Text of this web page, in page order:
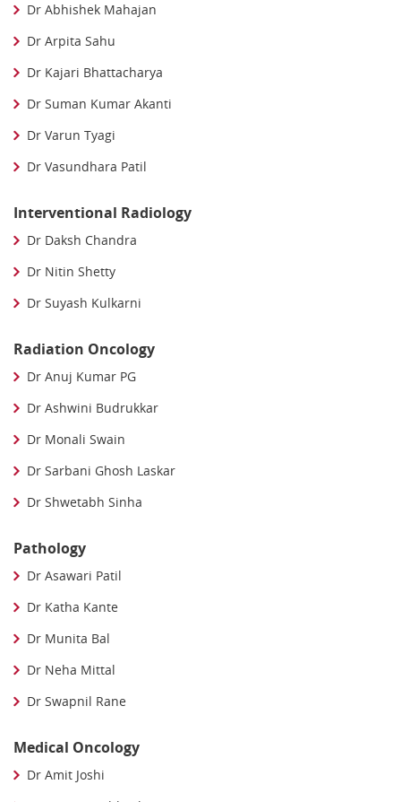
Dr Abhishek Mahajan
Dr Arpita Sahu
Dr Kajari Bhattacharya
Dr Suman Kumar Akanti
Dr Varun Tyagi
Dr Vasundhara Patil
Interventional Radiology
Dr Daksh Chandra
Dr Nitin Shetty
Dr Suyash Kulkarni
Radiation Oncology
Dr Anuj Kumar PG
Dr Ashwini Budrukkar
Dr Monali Swain
Dr Sarbani Ghosh Laskar
Dr Shwetabh Sinha
Pathology
Dr Asawari Patil
Dr Katha Kante
Dr Munita Bal
Dr Neha Mittal
Dr Swapnil Rane
Medical Oncology
Dr Amit Joshi